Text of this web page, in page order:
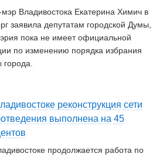
Владивостока Екатерина Химич в
заявила депутатам городской Думы,
пока не имеет официальной
по изменению порядка избрания
города.
реконструкция сети
выполнена на 45
продолжается работа по